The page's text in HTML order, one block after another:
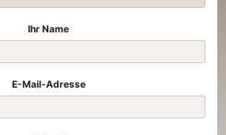
Ihr Name
E-Mail-Adresse